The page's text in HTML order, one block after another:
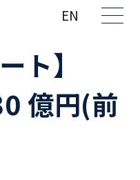
EN
ート】
億円(前